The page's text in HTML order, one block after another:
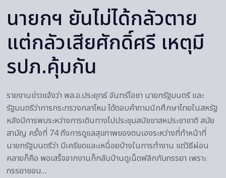
นายกฯ ยันไม่ได้กลัวตาย
แต่กลัวเสียศักดิ์ศรี เหตุมี
รปภ.คุ้มกัน
รายงานข่าวแจ้งว่า พล.อ.ประยุทธ์ จันทร์โอชา นายกรัฐมนตรี และ
รัฐมนตรีว่าการกระทรวงกลาโหม ได้ตอบคำถามนักศึกษาไทยในสหรัฐ
หลังมีการพบระหว่างการเดินทางไปประชุมสมัชชาสหประชาชาติ สมัย
สามัญ ครั้งที่ 74 ถึงการดูแลสุขภาพของตนเองระหว่างที่ทำหน้าที่
นายกรัฐมนตรีว่า มีเครียดและเหนื่อยบ้างในการทำงาน แต่วิธีผ่อน
คลายก็คือ พอเสร็จจากงานก็กลับบ้านดูเน็ตฟลิกกับภรรยา เพราะ
ภรรยาชอบ…